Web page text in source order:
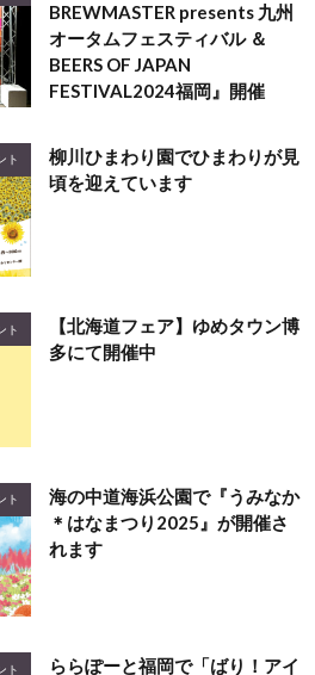
BREWMASTER presents 九州
オータムフェスティバル ＆
BEERS OF JAPAN
FESTIVAL2024福岡』開催
ト
柳川ひまわり園でひまわりが見
頃を迎えています
ト
【北海道フェア】ゆめタウン博
多にて開催中
ト
海の中道海浜公園で『うみなか
＊はなまつり2025』が開催さ
れます
ト
ららぽーと福岡で「ばり！アイ